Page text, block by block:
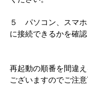
５ パソコン、スマホ
に接続できるかを確認
再起動の順番を間違
ございますのでご注意